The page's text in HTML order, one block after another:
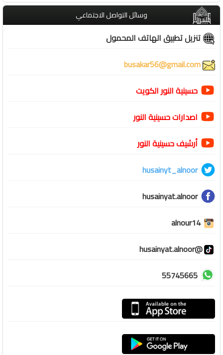
وسائل التواصل الاجتماعي
تنزيل تطبيق الهاتف المحمول
حسينية النور الكويت
اصدارات حسينية النور
أرشيف حسينية النور
husainyt_alnoor
husainyat.alnoor
alnour14
@husainyat.alnoor
55745665